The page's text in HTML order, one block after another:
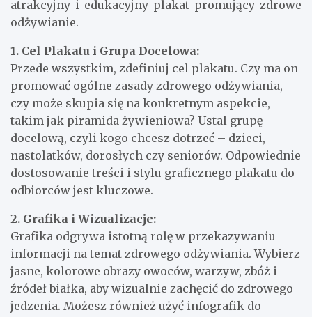
atrakcyjny i edukacyjny plakat promujący zdrowe
odżywianie.
1. Cel Plakatu i Grupa Docelowa:
Przede wszystkim, zdefiniuj cel plakatu. Czy ma on
promować ogólne zasady zdrowego odżywiania,
czy może skupia się na konkretnym aspekcie,
takim jak piramida żywieniowa? Ustal grupę
docelową, czyli kogo chcesz dotrzeć – dzieci,
nastolatków, dorosłych czy seniorów. Odpowiednie
dostosowanie treści i stylu graficznego plakatu do
odbiorców jest kluczowe.
2. Grafika i Wizualizacje:
Grafika odgrywa istotną rolę w przekazywaniu
informacji na temat zdrowego odżywiania. Wybierz
jasne, kolorowe obrazy owoców, warzyw, zbóż i
źródeł białka, aby wizualnie zachęcić do zdrowego
jedzenia. Możesz również użyć infografik do